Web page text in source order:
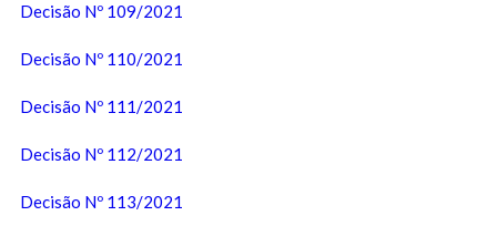
Decisão Nº 109/2021
Decisão Nº 110/2021
Decisão Nº 111/2021
Decisão Nº 112/2021
Decisão Nº 113/2021